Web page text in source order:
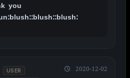
you
USER 2020-12-02